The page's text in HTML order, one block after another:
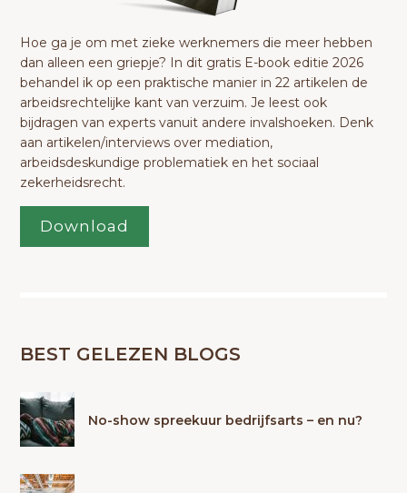
Hoe ga je om met zieke werknemers die meer hebben
dan alleen een griepje? In dit gratis E-book editie 2026
behandel ik op een praktische manier in 22 artikelen de
arbeidsrechtelijke kant van verzuim. Je leest ook
bijdragen van experts vanuit andere invalshoeken. Denk
aan artikelen/interviews over mediation,
arbeidsdeskundige problematiek en het sociaal
zekerheidsrecht.
Download
BEST GELEZEN BLOGS
No-show spreekuur bedrijfsarts – en nu?